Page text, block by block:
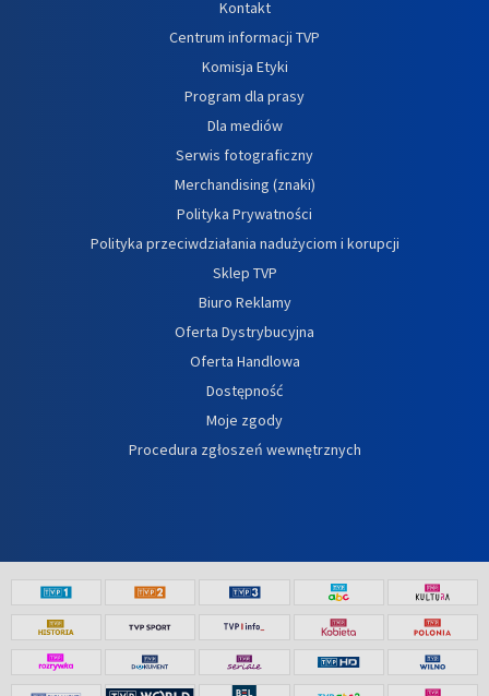
Kontakt
Centrum informacji TVP
Komisja Etyki
Program dla prasy
Dla mediów
Serwis fotograficzny
Merchandising (znaki)
Polityka Prywatności
Polityka przeciwdziałania nadużyciom i korupcji
Sklep TVP
Biuro Reklamy
Oferta Dystrybucyjna
Oferta Handlowa
Dostępność
Moje zgody
Procedura zgłoszeń wewnętrznych